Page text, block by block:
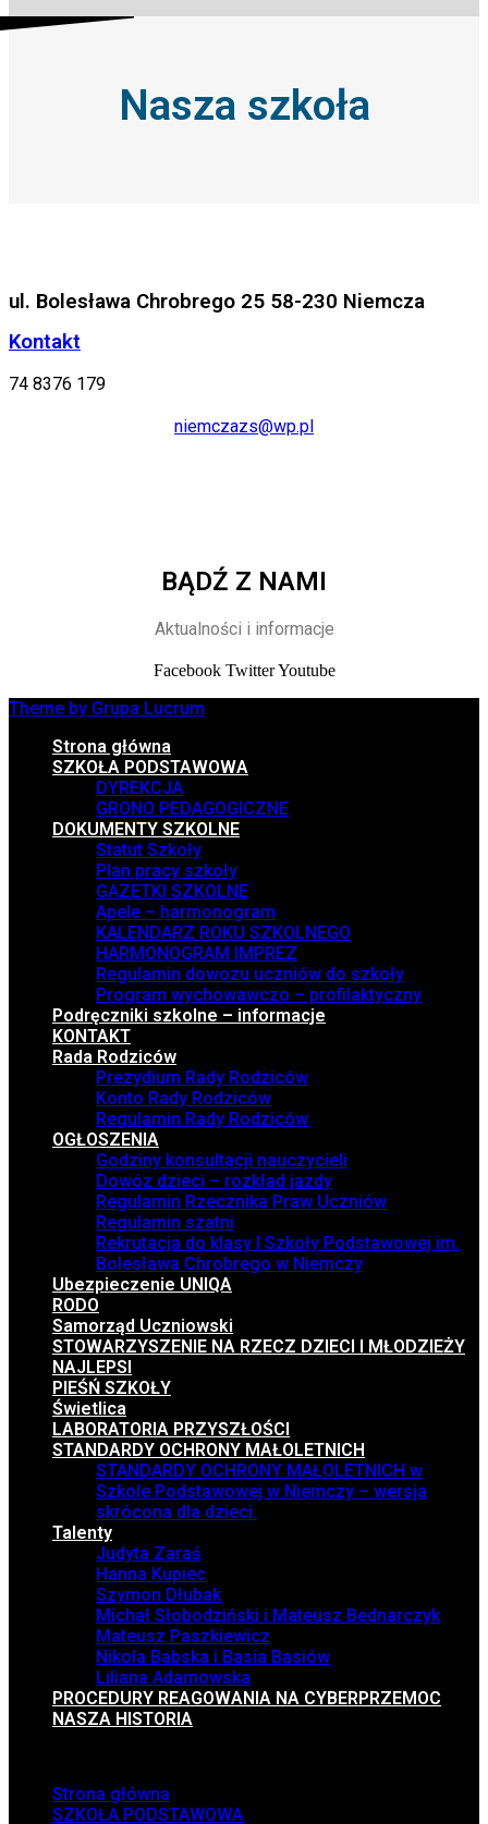
Nasza szkoła
ul. Bolesława Chrobrego 25 58-230 Niemcza
Kontakt
74 8376 179
niemczazs@wp.pl
BĄDŹ Z NAMI
Aktualności i informacje
Facebook Twitter Youtube
Theme by Grupa Lucrum
Strona główna
SZKOŁA PODSTAWOWA
DYREKCJA
GRONO PEDAGOGICZNE
DOKUMENTY SZKOLNE
Statut Szkoły
Plan pracy szkoły
GAZETKI SZKOLNE
Apele – harmonogram
KALENDARZ ROKU SZKOLNEGO
HARMONOGRAM IMPREZ
Regulamin dowozu uczniów do szkoły
Program wychowawczo – profilaktyczny
Podręczniki szkolne – informacje
KONTAKT
Rada Rodziców
Prezydium Rady Rodziców
Konto Rady Rodziców
Regulamin Rady Rodziców
OGŁOSZENIA
Godziny konsultacji nauczycieli
Dowóz dzieci – rozkład jazdy
Regulamin Rzecznika Praw Uczniów
Regulamin szatni
Rekrutacja do klasy I Szkoły Podstawowej im.
Bolesława Chrobrego w Niemczy
Ubezpieczenie UNIQA
RODO
Samorząd Uczniowski
STOWARZYSZENIE NA RZECZ DZIECI I MŁODZIEŻY
NAJLEPSI
PIEŚŃ SZKOŁY
Świetlica
LABORATORIA PRZYSZŁOŚCI
STANDARDY OCHRONY MAŁOLETNICH
STANDARDY OCHRONY MAŁOLETNICH w
Szkole Podstawowej w Niemczy – wersja
skrócona dla dzieci.
Talenty
Judyta Zaraś
Hanna Kupiec
Szymon Dłubak
Michał Słobodziński i Mateusz Bednarczyk
Mateusz Paszkiewicz
Nikola Babska i Basia Basiów
Liliana Adamowska
PROCEDURY REAGOWANIA NA CYBERPRZEMOC
NASZA HISTORIA
Strona główna
SZKOŁA PODSTAWOWA